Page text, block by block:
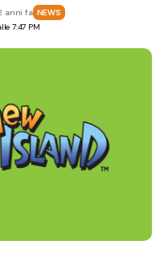
7:47 PM
anni fa NEWS